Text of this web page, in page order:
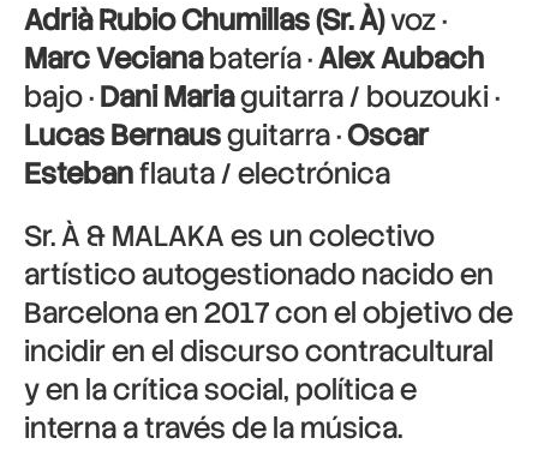
Adrià Rubio Chumillas (Sr. À)voz ·
Marc Vecianabatería ·Alex Aubach
bajo ·Dani Mariaguitarra / bouzouki ·
Lucas Bernausguitarra ·Oscar
Estebanflauta / electrónica
Sr. À & MALAKAes un colectivo
artístico autogestionado nacido en
Barcelona en 2017 con el objetivo de
incidir en el discurso contracultural
y en la crítica social, política e
interna a través de la música.